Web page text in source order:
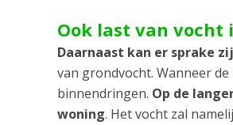
Ook last van vocht
Daarnaast kan er sprake
van grondvocht. Wanneer
binnendringen. Op de
woning. Het vocht zal